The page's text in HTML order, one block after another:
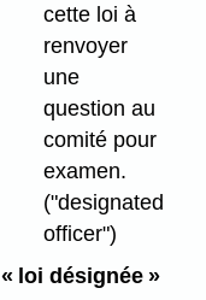
cette loi à
renvoyer
une
question au
comité pour
examen.
("designated
officer")
« loi désignée »